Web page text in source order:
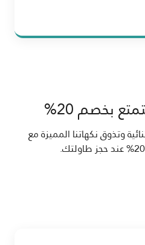
بخصم 20%
وتذوق نكهاتنا المميزة مع